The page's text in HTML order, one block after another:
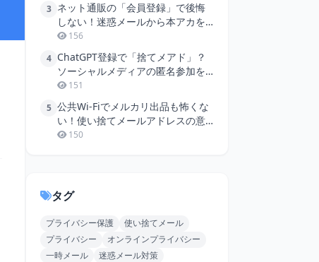
3 ネット通販の「会員登録」で後悔
しない！迷惑メールから本アカを
守る一時メール活用術
156
4 ChatGPT登録で「捨てメアド」？
ソーシャルメディアの匿名参加を
極める！
151
5 公共Wi-Fiでメルカリ出品も怖くな
い！使い捨てメールアドレスの意
外な活用法
150
タグ
プライバシー保護
使い捨てメール
プライバシー
オンラインプライバシー
一時メール
迷惑メール対策